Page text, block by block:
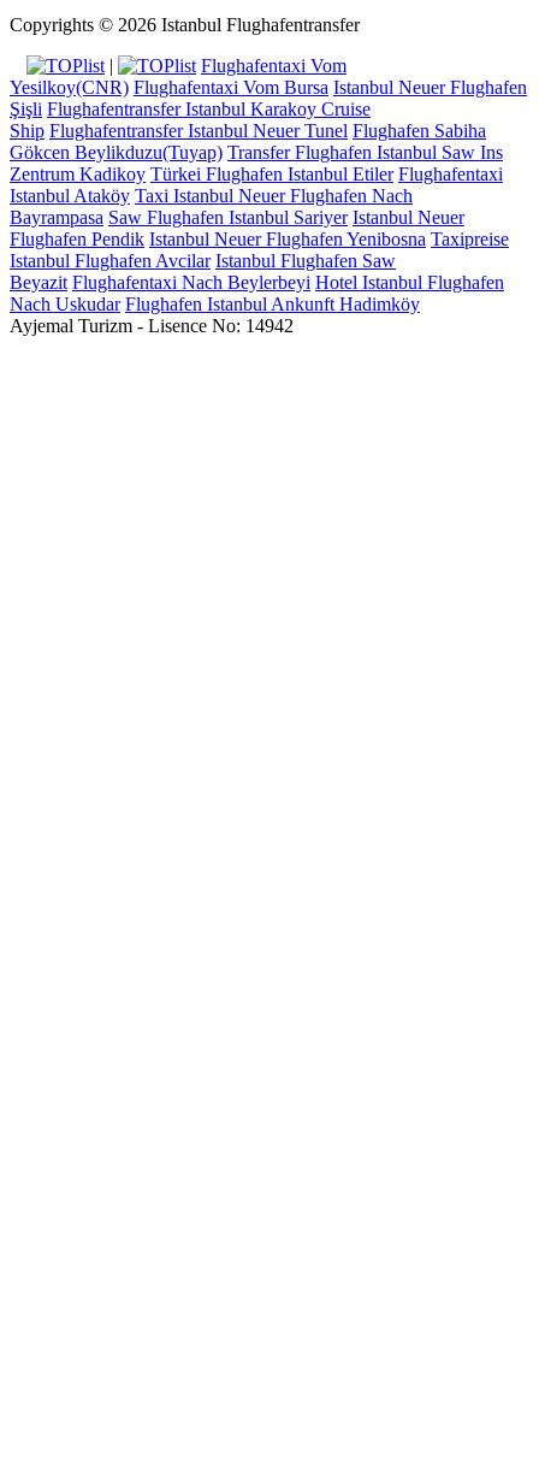
Copyrights © 2026 Istanbul Flughafentransfer
|
Flughafentaxi Vom
Yesilkoy(CNR) Flughafentaxi Vom Bursa Istanbul Neuer Flughafen
Şişli Flughafentransfer Istanbul Karakoy Cruise
Ship Flughafentransfer Istanbul Neuer Tunel Flughafen Sabiha
Gökcen Beylikduzu(Tuyap) Transfer Flughafen Istanbul Saw Ins
Zentrum Kadikoy Türkei Flughafen Istanbul Etiler Flughafentaxi
Istanbul Ataköy Taxi Istanbul Neuer Flughafen Nach
Bayrampasa Saw Flughafen Istanbul Sariyer Istanbul Neuer
Flughafen Pendik Istanbul Neuer Flughafen Yenibosna Taxipreise
Istanbul Flughafen Avcilar Istanbul Flughafen Saw
Beyazit Flughafentaxi Nach Beylerbeyi Hotel Istanbul Flughafen
Nach Uskudar Flughafen Istanbul Ankunft Hadimköy
Ayjemal Turizm - Lisence No: 14942